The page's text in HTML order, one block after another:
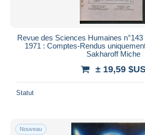
Revue des Sciences Humaines
1971 : Comptes-Rendus
Sakharoff Miche
± 19,59
Statut
Nouveau